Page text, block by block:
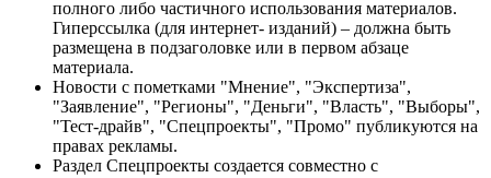
полного либо частичного использования материалов.
Гиперссылка (для интернет- изданий) – должна быть
размещена в подзаголовке или в первом абзаце
материала.
Новости с пометками "Мнение", "Экспертиза",
"Заявление", "Регионы", "Деньги", "Власть", "Выборы",
"Тест-драйв", "Спецпроекты", "Промо" публикуются на
правах рекламы.
Раздел Спецпроекты создается совместно с